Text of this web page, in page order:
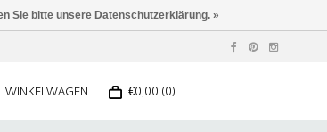
WINKELWAGEN €0,00 (0)
Sie bitte unsere Datenschutzerklärung. »